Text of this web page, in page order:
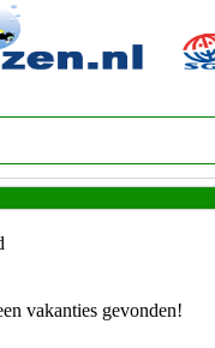
vakanties gevonden!